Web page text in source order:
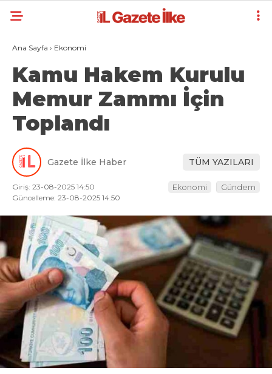
Ana Sayfa › Ekonomi
Kamu Hakem Kurulu
Memur Zammı İçin
Toplandı
Gazete İlke Haber TÜM YAZILARI
Giriş: 23-08-2025 14:50
Güncelleme: 23-08-2025 14:50
Ekonomi Gündem